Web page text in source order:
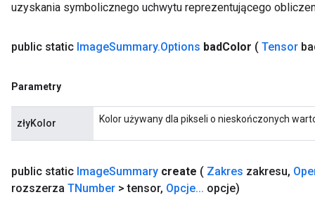
uzyskania symbolicznego uchwytu reprezentującego
public static ImageSummary.Options badColor ( Tensor
Parametry
złyKolor Kolor używany dla pikseli o nieskończonych
public static ImageSummary create ( Zakres zakresu,
rozszerza TNumber > tensor, Opcje... opcje)